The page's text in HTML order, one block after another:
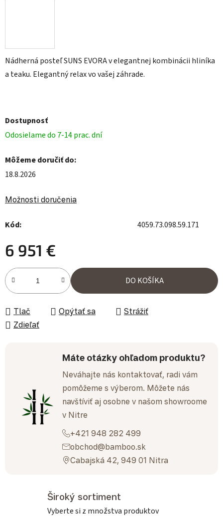
Nádherná posteľ SUNS EVORA v elegantnej kombinácii hliníka
a teaku. Elegantný relax vo vašej záhrade.
Dostupnosť
Odosielame do 7-14 prac. dní
Môžeme doručiť do:
18.8.2026
Možnosti doručenia
Kód: 4059.73.098.59.171
6 951 €
Jednotková cena:
DO KOŠÍKA
Tlač Opýtať sa
Strážiť
Zdieľať
Máte otázky ohľadom produktu?
Neváhajte nás kontaktovať, radi vám
pomôžeme s výberom. Môžete nás
navštíviť aj osobne v našom showroome
v Nitre
+421 948 282 499
obchod@bamboo.sk
Cabajská 42, 949 01 Nitra
Široký sortiment
Vyberte si z množstva produktov